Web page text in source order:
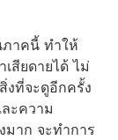
ภาคนี้ ทำให้
สียดายได้ ไม่
งที่จะดูอีกครั้ง
ะความ
มาก จะทำการ